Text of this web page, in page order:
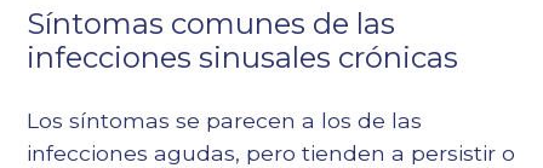
Síntomas comunes de las
infecciones sinusales crónicas
Los síntomas se parecen a los de las
infecciones agudas, pero tienden a persistir o